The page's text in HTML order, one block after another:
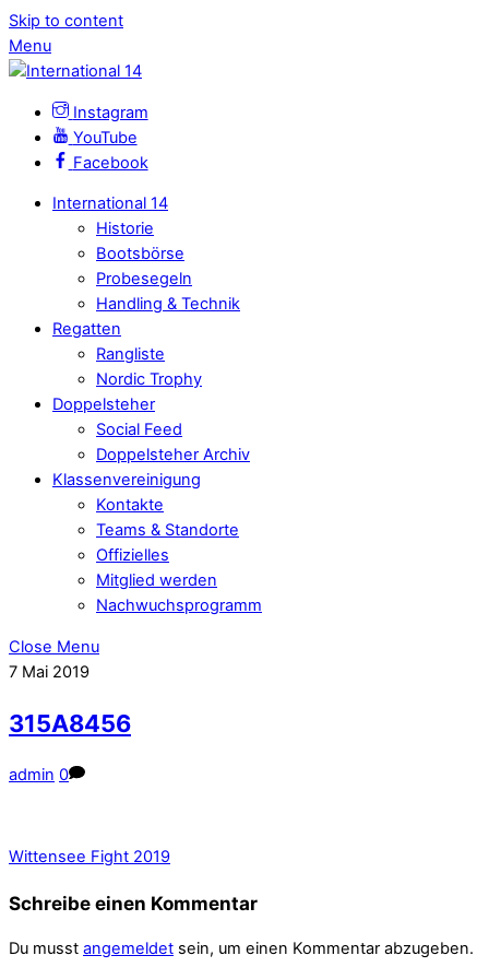
Skip to content
Menu
Instagram
YouTube
Facebook
International 14
Historie
Bootsbörse
Probesegeln
Handling & Technik
Regatten
Rangliste
Nordic Trophy
Doppelsteher
Social Feed
Doppelsteher Archiv
Klassenvereinigung
Kontakte
Teams & Standorte
Offizielles
Mitglied werden
Nachwuchsprogramm
Close Menu
7 Mai 2019
315A8456
admin 0
Wittensee Fight 2019
Schreibe einen Kommentar
Du musst angemeldet sein, um einen Kommentar abzugeben.